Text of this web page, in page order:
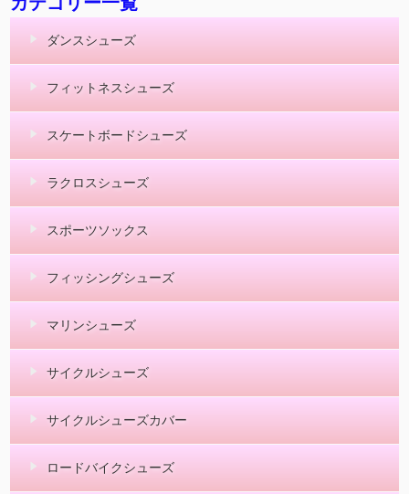
ダンスシューズ
フィットネスシューズ
スケートボードシューズ
ラクロスシューズ
スポーツソックス
フィッシングシューズ
マリンシューズ
サイクルシューズ
サイクルシューズカバー
ロードバイクシューズ